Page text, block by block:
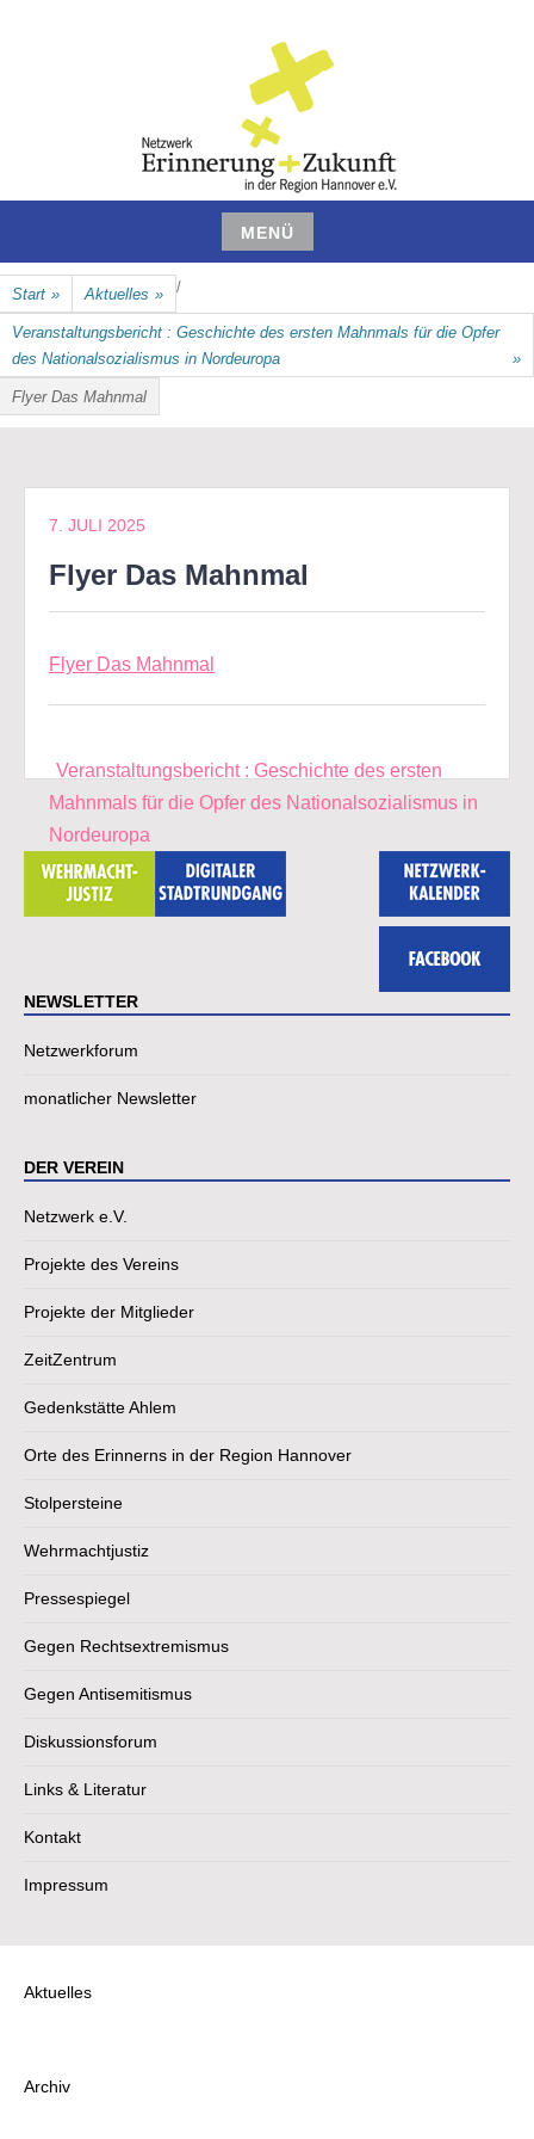
NETZWERK ERINNERUNG UND
ZUKUNFT IN DER REGION
HANNOVER E.V.
MENÜ
Zum
Inhalt
springen
Start » Aktuelles » /
Veranstaltungsbericht : Geschichte des ersten Mahnmals für die Opfer
des Nationalsozialismus in Nordeuropa
»
Flyer Das Mahnmal
7. JULI 2025
Flyer Das Mahnmal
Flyer Das Mahnmal
Beitragsnavigation
Veranstaltungsbericht : Geschichte des ersten
Mahnmals für die Opfer des Nationalsozialismus in
Nordeuropa
NEWSLETTER
Netzwerkforum
monatlicher Newsletter
DER VEREIN
Netzwerk e.V.
Projekte des Vereins
Projekte der Mitglieder
ZeitZentrum
Gedenkstätte Ahlem
Orte des Erinnerns in der Region Hannover
Stolpersteine
Wehrmachtjustiz
Pressespiegel
Gegen Rechtsextremismus
Gegen Antisemitismus
Diskussionsforum
Links & Literatur
Kontakt
Impressum
Aktuelles
Archiv